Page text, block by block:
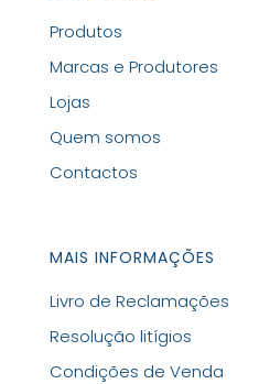
Produtos
Marcas e Produtores
Lojas
Quem somos
Contactos
MAIS INFORMAÇÕES
Livro de Reclamações
Resolução litígios
Condições de Venda